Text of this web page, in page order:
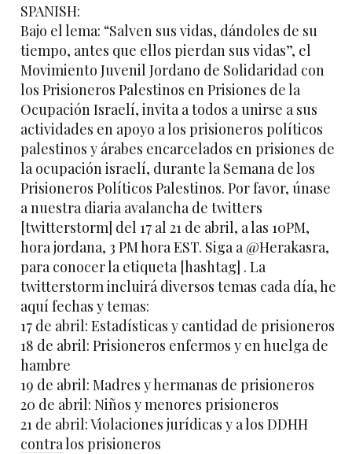
SPANISH:
Bajo el lema: “Salven sus vidas, dándoles de su
tiempo, antes que ellos pierdan sus vidas”, el
Movimiento Juvenil Jordano de Solidaridad con
los Prisioneros Palestinos en Prisiones de la
Ocupación Israelí, invita a todos a unirse a sus
actividades en apoyo a los prisioneros políticos
palestinos y árabes encarcelados en prisiones de
la ocupación israelí, durante la Semana de los
Prisioneros Políticos Palestinos. Por favor, únase
a nuestra diaria avalancha de twitters
[twitterstorm] del 17 al 21 de abril, a las 10PM,
hora jordana, 3 PM hora EST. Siga a @Herakasra,
para conocer la etiqueta [hashtag] . La
twitterstorm incluirá diversos temas cada día, he
aquí fechas y temas:
17 de abril: Estadísticas y cantidad de prisioneros
18 de abril: Prisioneros enfermos y en huelga de
hambre
19 de abril: Madres y hermanas de prisioneros
20 de abril: Niños y menores prisioneros
21 de abril: Violaciones jurídicas y a los DDHH
contra los prisioneros